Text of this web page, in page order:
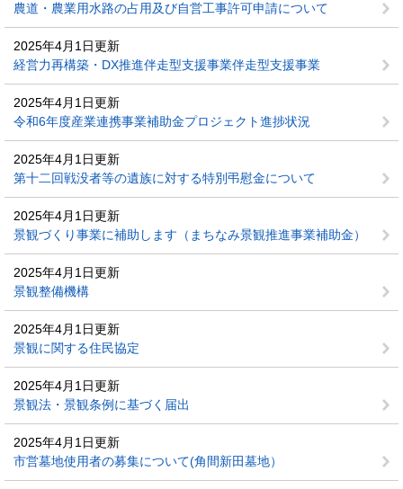
農道・農業用水路の占用及び自営工事許可申請について
2025年4月1日更新
経営力再構築・DX推進伴走型支援事業伴走型支援事業
2025年4月1日更新
令和6年度産業連携事業補助金プロジェクト進捗状況
2025年4月1日更新
第十二回戦没者等の遺族に対する特別弔慰金について
2025年4月1日更新
景観づくり事業に補助します（まちなみ景観推進事業補助金）
2025年4月1日更新
景観整備機構
2025年4月1日更新
景観に関する住民協定
2025年4月1日更新
景観法・景観条例に基づく届出
2025年4月1日更新
市営墓地使用者の募集について(角間新田墓地）